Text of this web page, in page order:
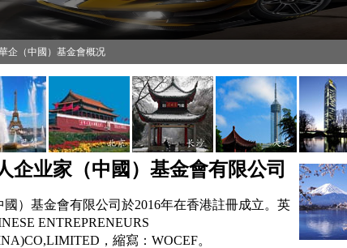
企（中國）基金會概况
企业家（中國）基金會有限公司
）基金會有限公司於2016年在香港註冊成立。英
ENTREPRENEURS
，縮寫：WOCEF。